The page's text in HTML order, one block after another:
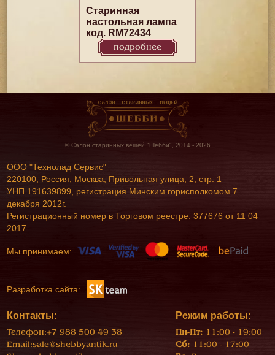
Старинная
настольная лампа
код. RM72434
подробнее
© Салон старинных вещей "Шебби", 2014 - 2026
ООО "Технолад Сервис"
220100, Россия, Москва, Привольная улица, 2, стр. 1
УНП 191639899, регистрация Минским горисполкомом 7
декабря 2012г.
Регистрационный номер в Торговом реестре: 377676 от 11 04
2017
Мы принимаем:
Разработка сайта:
Контакты:
Телефон:+7 988 500 49 38
Email:sale@shebbyantik.ru
Режим работы:
Пн-Пт: 11:00 - 19:00
Сб: 11:00 - 17:00